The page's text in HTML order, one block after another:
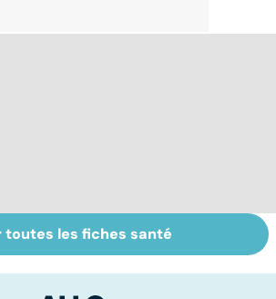
Faire du sport à
domicile, c'est
toutes les fiches santé